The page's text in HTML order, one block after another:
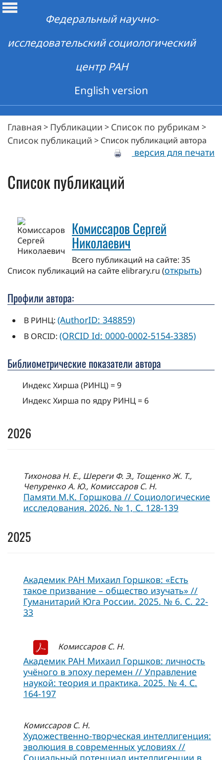
Федеральный научно-
исследовательский социологический
центр РАН
English version
Главная > Публикации > Список по рубрикам >
Список публикаций > Список публикаций автора
версия для печати
Список публикаций
Комиссаров Сергей
Николаевич
Всего публикаций на сайте: 35
Cписок публикаций на сайте elibrary.ru (открыть)
Профили автора:
В РИНЦ:(AuthorID: 348859)
В ORCID:(ORCID Id: 0000-0002-5154-3385)
Библиометрические показатели автора
Индекс Хирша (РИНЦ) = 9
Индекс Хирша по ядру РИНЦ = 6
2026
Тихонова Н. Е., Шереги Ф. Э., Тощенко Ж. Т.,
Чепуренко А. Ю., Комиссаров С. Н.
Памяти М.К. Горшкова // Социологические
исследования. 2026. № 1, C. 128-139
2025
Академик РАН Михаил Горшков: «Есть
такое призвание – общество изучать» //
Гуманитарий Юга России. 2025. № 6. С. 22-
33
Комиссаров С. Н.
Академик РАН Михаил Горшков: личность
учёного в эпоху перемен // Управление
наукой: теория и практика. 2025. № 4. С.
164-197
Комиссаров С. Н.
Художественно-творческая интеллигенция:
эволюция в современных условиях //